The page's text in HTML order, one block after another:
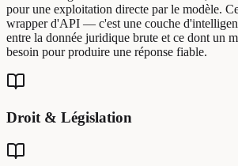
pour une exploitation directe par le modèle.
wrapper d'API — c'est une couche
entre la donnée juridique brute et ce dont un
besoin pour produire une réponse fiable.
Droit & Législation